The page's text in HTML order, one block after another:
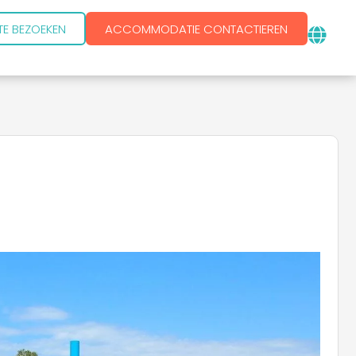
BEZOEKEN ACCOMMODATIE CONTACTIEREN